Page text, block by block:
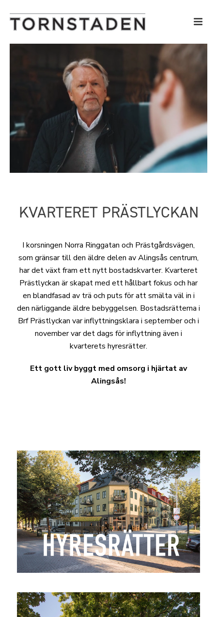
KVARTERET PRÄSTLYCKAN
I korsningen Norra Ringgatan och Prästgårdsvägen,
som gränsar till den äldre delen av Alingsås centrum,
har det växt fram ett nytt bostadskvarter. Kvarteret
Prästlyckan är skapat med ett hållbart fokus och har
en blandfasad av trä och puts för att smälta väl in i
den närliggande äldre bebyggelsen. Bostadsrätterna i
Brf Prästlyckan var inflyttningsklara i september och i
november var det dags för inflyttning även i
kvarterets hyresrätter.
Ett gott liv byggt med omsorg i hjärtat av
Alingsås!